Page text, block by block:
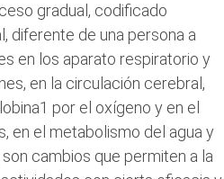
gradual, codificado
diferente de una persona a
en los aparato respiratorio y
en la circulación cerebral,
por el oxígeno y en el
en el metabolismo del agua y
cambios que permiten a la